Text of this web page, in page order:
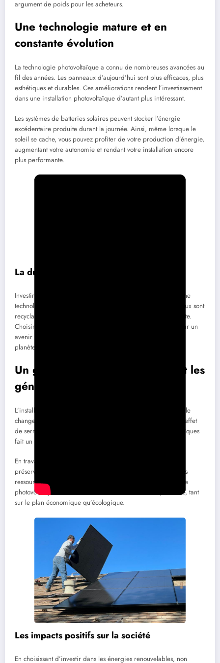
argument de poids pour les acheteurs.
Une technologie mature et en
constante évolution
La technologie photovoltaïque a connu de nombreuses avancées au
fil des années. Les panneaux d’aujourd’hui sont plus efficaces, plus
esthétiques et durables. Ces améliorations rendent l’investissement
dans une installation photovoltaïque d’autant plus intéressant.
Les systèmes de batteries solaires peuvent stocker l’énergie
excédentaire produite durant la journée. Ainsi, même lorsque le
soleil se cache, vous pouvez profiter de votre production d’énergie,
augmentant votre autonomie et rendant votre installation encore
plus performante.
La durabilité dans le photovoltaïque
Investir dans le photovoltaïque, c’est également opter pour une
technologie durable. De plus en plus de modèles de panneaux sont
recyclables, contribuant à une démarche écologique complète.
Choisir d’installer des panneaux solaires, c’est donc agir pour un
avenir plus respectueux de l’environnement et préparer une
planète durable pour les générations futures.
Un geste pour l’environnement et les
générations futures
L’installation de panneaux solaires contribue à la lutte contre le
changement climatique en réduisant les émissions de gaz à effet
de serre. Chaque foyer qui installe des panneaux photovoltaïques
fait un pas vers un avenir plus durable.
En travaillant collectivement à la transition énergétique, nous
préservons non seulement notre environnement mais aussi les
ressources pour les générations futures. Le choix d’une toiture
photovoltaïque est ainsi une décision éclairée et responsable, tant
sur le plan économique qu’écologique.
Les impacts positifs sur la société
En choisissant d’investir dans les énergies renouvelables, non